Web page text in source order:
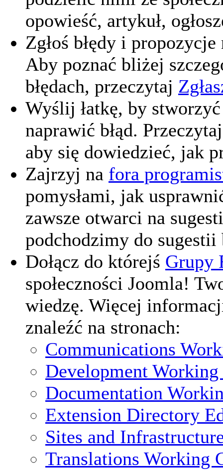
opowieść, artykuł,
Zgłoś błędy i
Aby poznać bliżej
błędach, przeczytaj
Wyślij łatkę, by
naprawić błąd.
aby się dowiedzieć, jak
Zajrzyj na fora
pomysłami, jak
zawsze otwarci na
podchodzimy do
Dołącz do którejś Grupy
społeczności Joomla!
wiedzę. Więcej
znaleźć na stronach:
Communications
Development
Documentation
Extension Directory
Sites and
Translations Working